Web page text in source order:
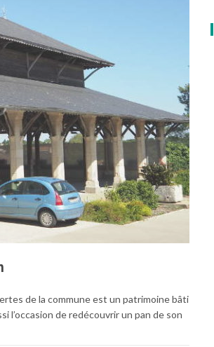
de la commune est un patrimoine bâti
l’occasion de redécouvrir un pan de son